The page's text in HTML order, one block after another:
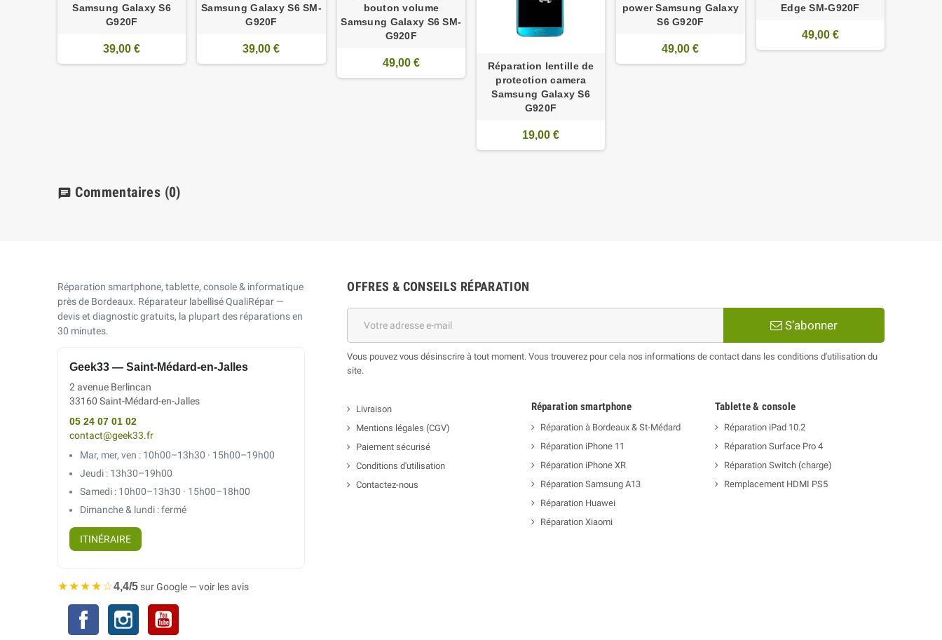
Samsung Galaxy S6
G920F
39,00 €
Samsung Galaxy S6 SM-
G920F
39,00 €
bouton volume
Samsung Galaxy S6 SM-
G920F
49,00 €
Réparation lentille de
protection camera
Samsung Galaxy S6
G920F
19,00 €
power Samsung Galaxy
S6 G920F
49,00 €
Edge SM-G920F
49,00 €
chat Commentaires (0)
Réparation smartphone, tablette, console & informatique
près de Bordeaux. Réparateur labellisé QualiRépar —
devis et diagnostic gratuits, la plupart des réparations en
30 minutes.
Geek33 — Saint-Médard-en-Jalles
2 avenue Berlincan
33160 Saint-Médard-en-Jalles
05 24 07 01 02
contact@geek33.fr
Mar, mer, ven : 10h00–13h30 · 15h00–19h00
Jeudi : 13h30–19h00
Samedi : 10h00–13h30 · 15h00–18h00
Dimanche & lundi : fermé
ITINÉRAIRE
★★★★☆4,4/5sur Google — voir les avis
Facebook Instagram
OFFRES & CONSEILS RÉPARATION
S’abonner
Vous pouvez vous désinscrire à tout moment. Vous trouverez pour cela nos informations de contact dans les conditions d'utilisation du
site.
Livraison
Mentions légales (CGV)
Paiement sécurisé
Conditions d'utilisation
Contactez-nous
Réparation smartphone
Réparation à Bordeaux & St-Médard
Réparation iPhone 11
Réparation iPhone XR
Réparation Samsung A13
Réparation Huawei
Réparation Xiaomi
Tablette & console
Réparation iPad 10.2
Réparation Surface Pro 4
Réparation Switch (charge)
Remplacement HDMI PS5